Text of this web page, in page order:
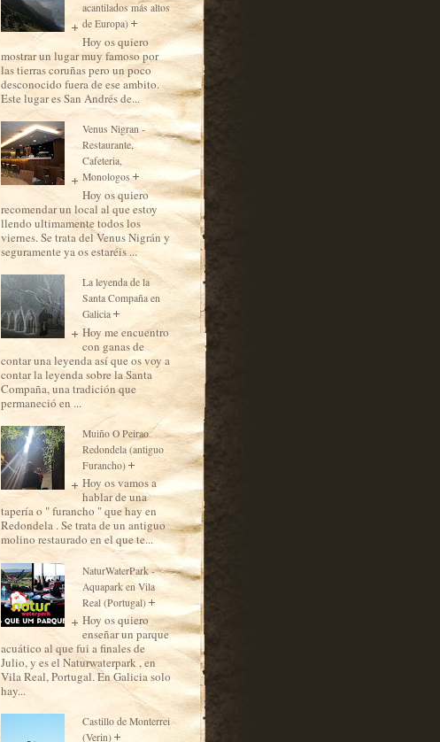
acantilados más altos
de Europa)
Hoy os quiero
mostrar un lugar muy famoso por
las tierras coruñas pero un poco
desconocido fuera de ese ambito.
Este lugar es San Andrés de...
Venus Nigran -
Restaurante,
Cafeteria,
Monologos
Hoy os quiero
recomendar un local al que estoy
llendo ultimamente todos los
viernes. Se trata del Venus Nigrán y
seguramente ya os estaréis ...
La leyenda de la
Santa Compaña en
Galicia
Hoy me encuentro
con ganas de
contar una leyenda así que os voy a
contar la leyenda sobre la Santa
Compaña, una tradición que
permaneció en ...
Muiño O Peirao
Redondela (antiguo
Furancho)
Hoy os vamos a
hablar de una
tapería o " furancho " que hay en
Redondela . Se trata de un antiguo
molino restaurado en el que te...
NaturWaterPark -
Aquapark en Vila
Real (Portugal)
Hoy os quiero
enseñar un parque
acuático al que fui a finales de
Julio, y es el Naturwaterpark , en
Vila Real, Portugal. En Galicia solo
hay...
Castillo de Monterrei
(Verin)